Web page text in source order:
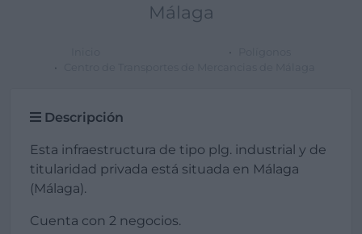
Málaga
Descripción
Esta infraestructura de tipo plg. industrial y de
titularidad privada está situada en Málaga
(Málaga).
Cuenta con 2 negocios.